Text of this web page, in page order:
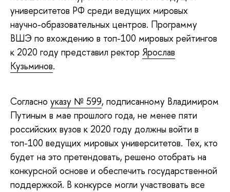
университетов РФ среди ведущих мировых
научно-образовательных центров. Программу
ВШЭ по вхождению в топ-100 мировых рейтингов
к 2020 году представил ректор Ярослав
Кузьминов.
Согласно указу № 599, подписанному Владимиром
Путиным в мае прошлого года, не менее пяти
российских вузов к 2020 году должны войти в
топ-100 ведущих мировых университетов. Тех, кто
будет на это претендовать, решено отобрать на
конкурсной основе и обеспечить государственной
поддержкой. В конкурсе могли участвовать все